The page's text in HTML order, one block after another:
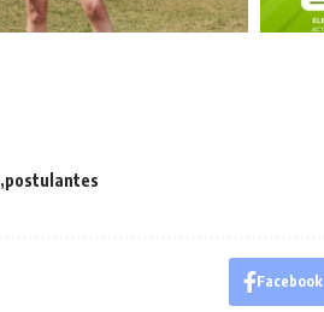
postulantes
Facebook